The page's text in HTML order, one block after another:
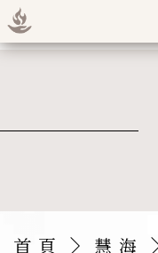
首頁 慧海